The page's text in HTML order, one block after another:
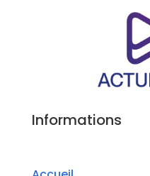
Informations